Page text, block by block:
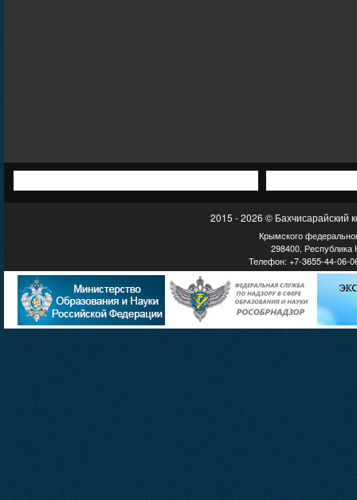
2015 - 2026 © Бахчисарайский
Крымского
298400, Республика
Телефон: +7-3655-44-06-